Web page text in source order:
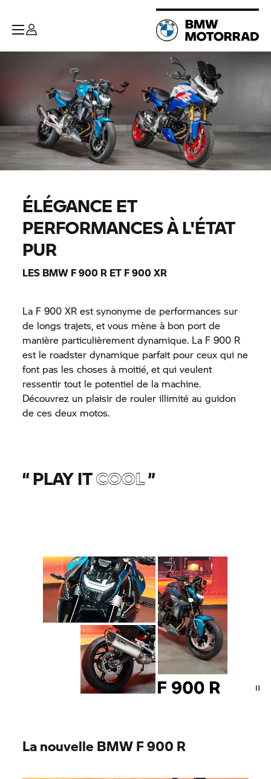
ÉLÉGANCE ET
PERFORMANCES À L'ÉTAT
PUR
LES BMW F 900 R ET F 900 XR
La F 900 XR est synonyme de performances sur
de longs trajets, et vous mène à bon port de
manière particulièrement dynamique. La F 900 R
est le roadster dynamique parfait pour ceux qui ne
font pas les choses à moitié, et qui veulent
ressentir tout le potentiel de la machine.
Découvrez un plaisir de rouler illimité au guidon
de ces deux motos.
“PLAY ITCOOL”
La nouvelle BMW F 900 R